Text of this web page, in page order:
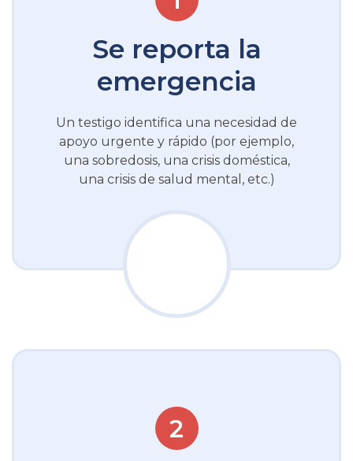
Se reporta la
emergencia
Un testigo identifica una necesidad de
apoyo urgente y rápido (por ejemplo,
una sobredosis, una crisis doméstica,
una crisis de salud mental, etc.)